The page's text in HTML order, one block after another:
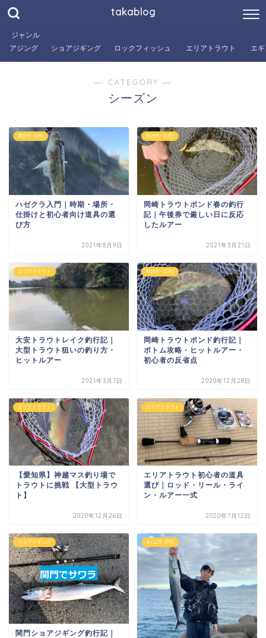
takablog
ジャンル
アジング
ショアジギング ロックフィッシュ エリアトラウト エ
― CATEGORY ―
シーズン
夏(6月~8月)
ハゼクラ入門｜時期・場所・
仕掛けと初心者向け道具の選
び方
2021年8月9日
秋(9月~11月)
岡崎トラウトポンド春の釣行
記｜午後券で厳しい日に反応
したルアー
2021年3月21日
エリアトラウト
大安トラウトレイク釣行記｜
大型トラウト狙いの釣り方・
ヒットルアー
2021年3月7日
秋(9月~11月)
岡崎トラウトポンド釣行記｜
ボトム攻略・ヒットルアー・
初心者の反省点
2020年12月28日
エリアトラウト
【愛知県】神越マス釣り場で
トラウトに挑戦 【大型トラウ
ト】
2020年12月26日
エリアトラウト
エリアトラウト初心者の道具
選び｜ロッド・リール・ライ
ン・ルアー一式
2020年7月12日
ショアジギング
関門ショアジギング釣行記｜
冬(12月~2月)